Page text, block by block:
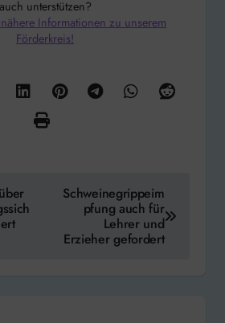
auch unterstützen?
Informationen zu unserem
Förderkreis!
Schweinegrippeim
pfung auch für
Lehrer und
Erzieher gefordert